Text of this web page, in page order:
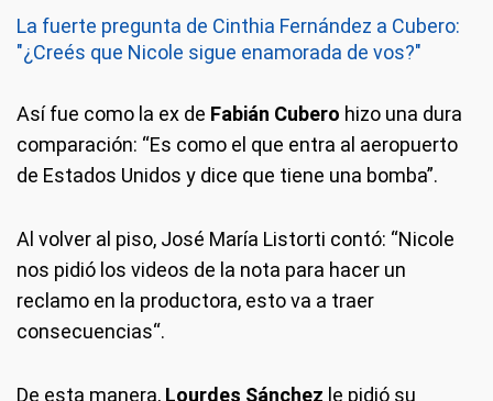
La fuerte pregunta de Cinthia Fernández a Cubero:
"¿Creés que Nicole sigue enamorada de vos?"
Así fue como la ex de Fabián Cubero hizo una dura
comparación: “Es como el que entra al aeropuerto
de Estados Unidos y dice que tiene una bomba”.
Al volver al piso, José María Listorti contó: “Nicole
nos pidió los videos de la nota para hacer un
reclamo en la productora, esto va a traer
consecuencias“.
De esta manera, Lourdes Sánchez le pidió su